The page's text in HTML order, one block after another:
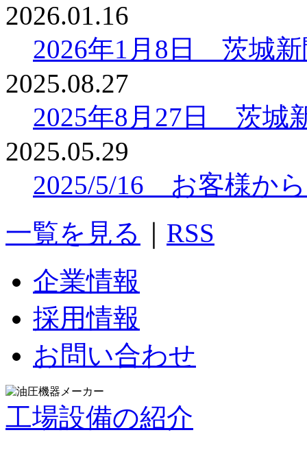
2026.01.16
2026年1月8日 茨城
2025.08.27
2025年8月27日 茨城
2025.05.29
2025/5/16 お客様か
一覧を見る
RSS
企業情報
採用情報
お問い合わせ
工場設備の紹介